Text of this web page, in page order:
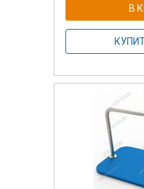
В